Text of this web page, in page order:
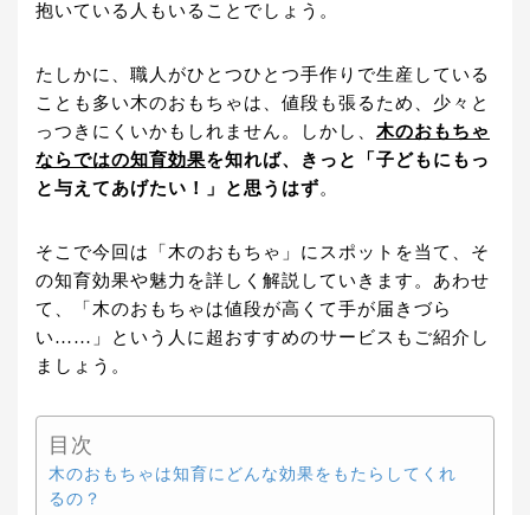
抱いている人もいることでしょう。
たしかに、職人がひとつひとつ手作りで生産している
ことも多い木のおもちゃは、値段も張るため、少々と
っつきにくいかもしれません。しかし、 木のおもちゃ
ならではの知育効果を知れば、きっと「子どもにもっ
と与えてあげたい！」と思うはず。
そこで今回は「木のおもちゃ」にスポットを当て、そ
の知育効果や魅力を詳しく解説していきます。あわせ
て、「木のおもちゃは値段が高くて手が届きづら
い……」という人に超おすすめのサービスもご紹介し
ましょう。
目次
木のおもちゃは知育にどんな効果をもたらしてくれ
るの？